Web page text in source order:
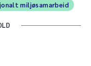
miljøsamarbeid